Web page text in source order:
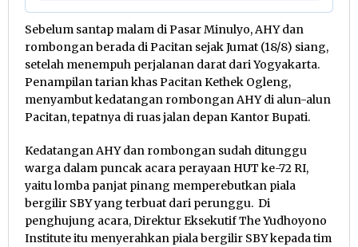
Sebelum santap malam di Pasar Minulyo, AHY dan
rombongan berada di Pacitan sejak Jumat (18/8) siang,
setelah menempuh perjalanan darat dari Yogyakarta.
Penampilan tarian khas Pacitan Kethek Ogleng,
menyambut kedatangan rombongan AHY di alun-alun
Pacitan, tepatnya di ruas jalan depan Kantor Bupati.
Kedatangan AHY dan rombongan sudah ditunggu
warga dalam puncak acara perayaan HUT ke-72 RI,
yaitu lomba panjat pinang memperebutkan piala
bergilir SBY yang terbuat dari perunggu. Di
penghujung acara, Direktur Eksekutif The Yudhoyono
Institute itu menyerahkan piala bergilir SBY kepada tim